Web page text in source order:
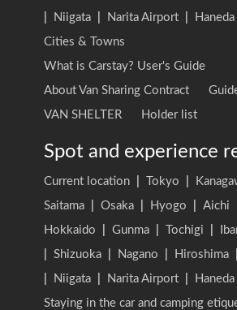
Niigata Narita Airport
Cities & Towns
What is Carstay? User's Guide
About Van Sharing Contract
VAN SHELTER
Holder list
Spot and experience
Current location Tokyo
Saitama
Osaka Hyogo Aichi
Hokkaido
Gunma Tochigi
Shizuoka Nagano Hiroshima
Niigata Narita Airport
Staying in the car and camping